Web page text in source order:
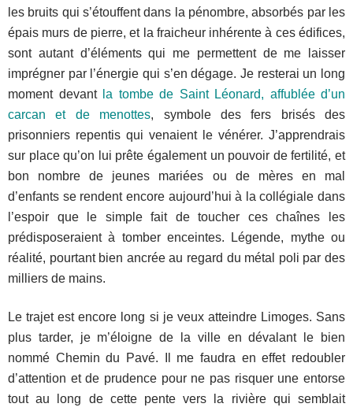
les bruits qui s’étouffent dans la pénombre, absorbés par les
épais murs de pierre, et la fraicheur inhérente à ces édifices,
sont autant d’éléments qui me permettent de me laisser
imprégner par l’énergie qui s’en dégage. Je resterai un long
moment devant la tombe de Saint Léonard, affublée d’un
carcan et de menottes, symbole des fers brisés des
prisonniers repentis qui venaient le vénérer. J’apprendrais
sur place qu’on lui prête également un pouvoir de fertilité, et
bon nombre de jeunes mariées ou de mères en mal
d’enfants se rendent encore aujourd’hui à la collégiale dans
l’espoir que le simple fait de toucher ces chaînes les
prédisposeraient à tomber enceintes. Légende, mythe ou
réalité, pourtant bien ancrée au regard du métal poli par des
milliers de mains.
Le trajet est encore long si je veux atteindre Limoges. Sans
plus tarder, je m’éloigne de la ville en dévalant le bien
nommé Chemin du Pavé. Il me faudra en effet redoubler
d’attention et de prudence pour ne pas risquer une entorse
tout au long de cette pente vers la rivière qui semblait